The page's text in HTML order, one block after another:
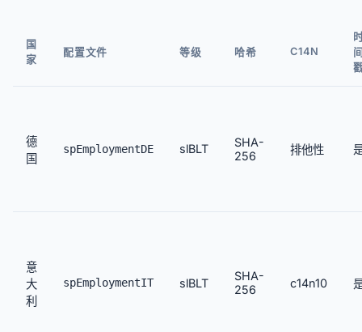
国
家
配置文件 等级 哈希 C14N
德
国
spEmploymentDE slBLT
SHA-
256
排他性
意
大
利
spEmploymentIT slBLT
SHA-
256
c14n10